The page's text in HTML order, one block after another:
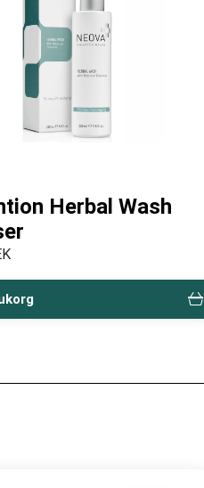
Herbal Wash